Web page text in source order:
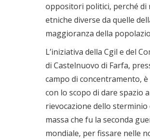
oppositori politici, perché di
etniche diverse da quelle
maggioranza della
L’iniziativa della Cgil e del
di Castelnuovo di Farfa,
campo di concentramento,
con lo scopo di dare spazio
rievocazione dello sterminio
massa che fu la seconda
mondiale, per fissare nelle